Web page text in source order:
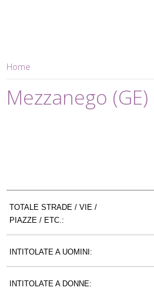
Home
Mezzanego (GE)
TOTALE STRADE / VIE /
PIAZZE / ETC.:
INTITOLATE A UOMINI:
INTITOLATE A DONNE: